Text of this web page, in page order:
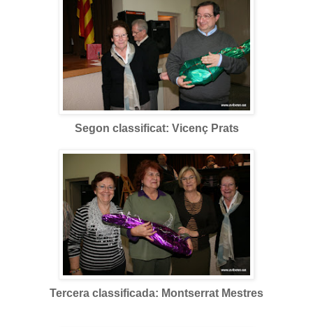
Segon classificat: Vicenç Prats
Tercera classificada: Montserrat Mestres